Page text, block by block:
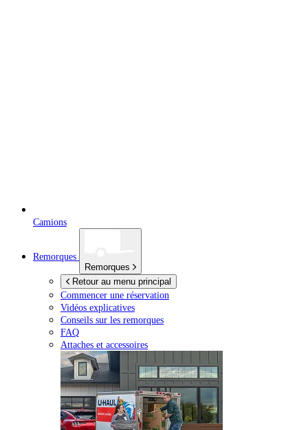
Camions
Remorques
Remorques
Retour au menu principal
Commencer une réservation
Vidéos explicatives
Conseils sur les remorques
FAQ
Attaches et accessoires